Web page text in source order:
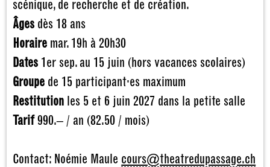
scénique, de recherche et de création.
Âges dès 18 ans
Horaire mar. 19h à 20h30
Dates 1er sep. au 15 juin (hors vacances scolaires)
Groupe de 15 participant·es maximum
Restitution les 5 et 6 juin 2027 dans la petite salle
Tarif990.– / an (82.50 / mois)
Contact: Noémie Maule cours@theatredupassage.ch